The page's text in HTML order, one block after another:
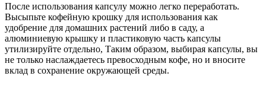
После использования капсулу можно легко переработать.
Высыпьте кофейную крошку для использования как
удобрение для домашних растений либо в саду, а
алюминиевую крышку и пластиковую часть капсулы
утилизируйте отдельно, Таким образом, выбирая капсулы, вы
не только наслаждаетесь превосходным кофе, но и вносите
вклад в сохранение окружающей среды.